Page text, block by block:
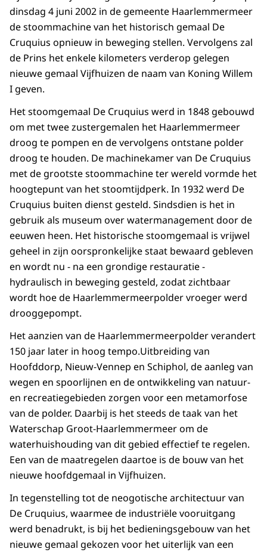
dinsdag 4 juni 2002 in de gemeente Haarlemmermeer
de stoommachine van het historisch gemaal De
Cruquius opnieuw in beweging stellen. Vervolgens zal
de Prins het enkele kilometers verderop gelegen
nieuwe gemaal Vijfhuizen de naam van Koning Willem
I geven.
Het stoomgemaal De Cruquius werd in 1848 gebouwd
om met twee zustergemalen het Haarlemmermeer
droog te pompen en de vervolgens ontstane polder
droog te houden. De machinekamer van De Cruquius
met de grootste stoommachine ter wereld vormde het
hoogtepunt van het stoomtijdperk. In 1932 werd De
Cruquius buiten dienst gesteld. Sindsdien is het in
gebruik als museum over watermanagement door de
eeuwen heen. Het historische stoomgemaal is vrijwel
geheel in zijn oorspronkelijke staat bewaard gebleven
en wordt nu - na een grondige restauratie -
hydraulisch in beweging gesteld, zodat zichtbaar
wordt hoe de Haarlemmermeerpolder vroeger werd
drooggepompt.
Het aanzien van de Haarlemmermeerpolder verandert
150 jaar later in hoog tempo.Uitbreiding van
Hoofddorp, Nieuw-Vennep en Schiphol, de aanleg van
wegen en spoorlijnen en de ontwikkeling van natuur-
en recreatiegebieden zorgen voor een metamorfose
van de polder. Daarbij is het steeds de taak van het
Waterschap Groot-Haarlemmermeer om de
waterhuishouding van dit gebied effectief te regelen.
Een van de maatregelen daartoe is de bouw van het
nieuwe hoofdgemaal in Vijfhuizen.
In tegenstelling tot de neogotische architectuur van
De Cruquius, waarmee de industriële vooruitgang
werd benadrukt, is bij het bedieningsgebouw van het
nieuwe gemaal gekozen voor het uiterlijk van een